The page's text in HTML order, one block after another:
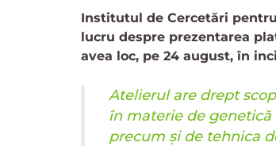
Institutul de Cercetări
lucru despre prezentarea
avea loc, pe 24 august, în
Atelierul are drept
în materie de
precum și de tehnica